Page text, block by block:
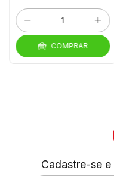
COMPRAR
Cadastre-se